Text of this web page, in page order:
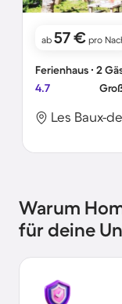
ab 57 € pro
Ferienhaus ∙ 2
4.7
Warum
für deine